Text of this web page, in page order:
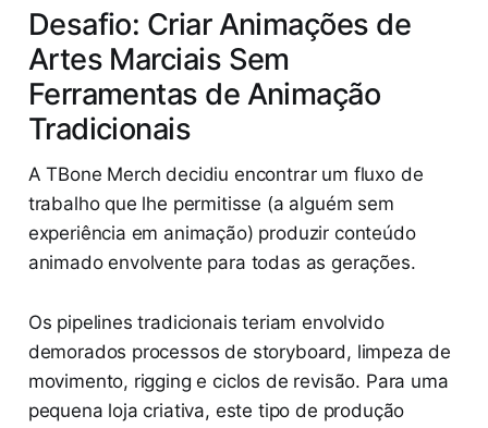
Desafio: Criar Animações de
Artes Marciais Sem
Ferramentas de Animação
Tradicionais
A TBone Merch decidiu encontrar um fluxo de
trabalho que lhe permitisse (a alguém sem
experiência em animação) produzir conteúdo
animado envolvente para todas as gerações.
Os pipelines tradicionais teriam envolvido
demorados processos de storyboard, limpeza de
movimento, rigging e ciclos de revisão. Para uma
pequena loja criativa, este tipo de produção